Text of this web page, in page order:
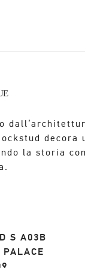
decora
la storia con
S A03B
PALACE